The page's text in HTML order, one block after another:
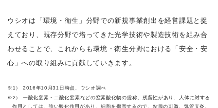
ウシオは「環境・衛生」分野での新規事業創出を経営課題と捉
えており、既存分野で培ってきた光学技術や製造技術を組み合
わせることで、これからも環境・衛生分野における「安全・安
心」への取り組みに貢献していきます。
1） 2016年10月31日時点、ウシオ調べ
2） 一酸化窒素・二酸化窒素などの窒素酸化物の総称。残留性があり、人体に対する
作用としては、強い酸化作用があり、細胞を傷害するので、粘膜の刺激、気管支炎、